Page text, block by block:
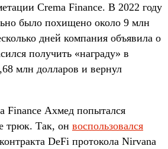
Crema Finance. В 2022 году
было похищено около 9 млн
дней компания объявила о
получить «награду» в
млн долларов и вернул
Finance Ахмед попытался
трюк. Так, он воспользовался
DeFi протокола Nirvana